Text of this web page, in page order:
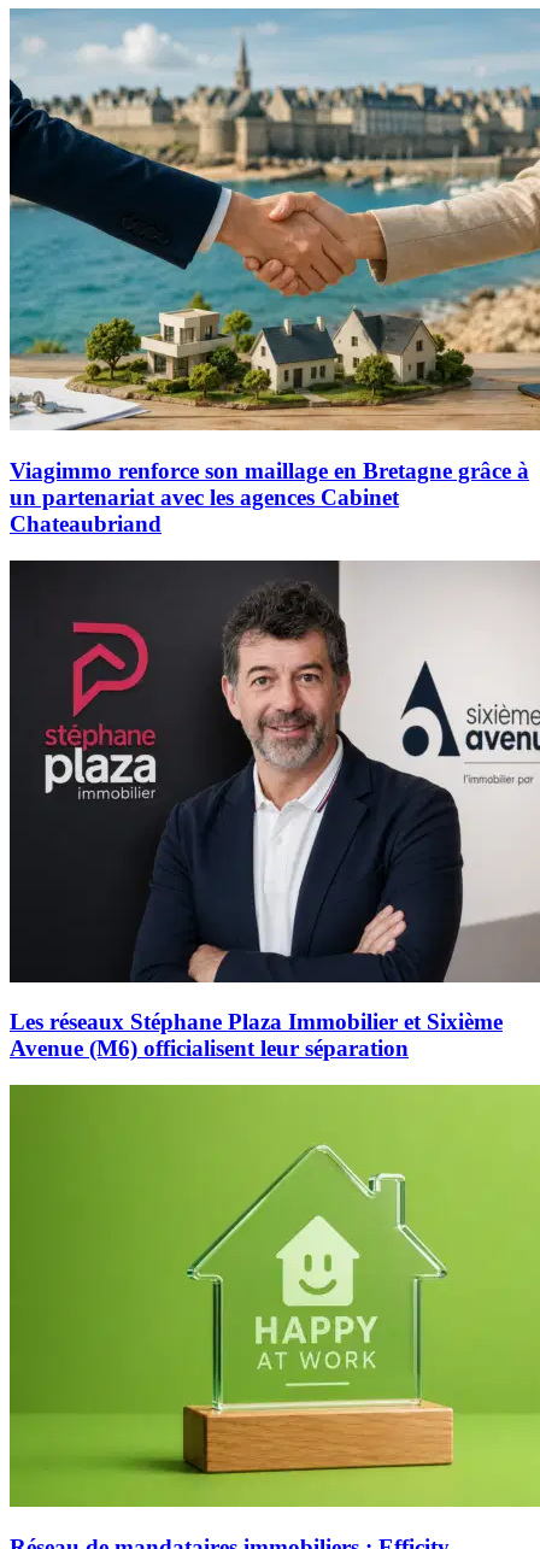
Viagimmo renforce son maillage en Bretagne grâce à
un partenariat avec les agences Cabinet
Chateaubriand
Les réseaux Stéphane Plaza Immobilier et Sixième
Avenue (M6) officialisent leur séparation